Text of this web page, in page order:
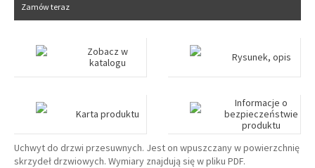
Zamów teraz
Zobacz w
katalogu
Rysunek, opis
Karta produktu
Informacje o
bezpieczeństwie
produktu
Uchwyt do drzwi przesuwnych. Jest on wpuszczany w powierzchnię
skrzydeł drzwiowych. Wymiary znajdują się w pliku PDF.